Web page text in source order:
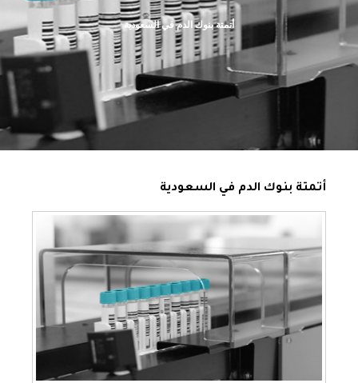
أتمتة بنوك الدم في السعودية
أتمتة بنوك الدم في السعودية